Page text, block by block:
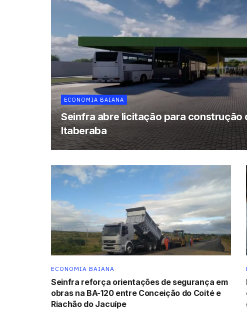
ECONOMIA BAIANA
Seinfra abre licitação para construção
Itaberaba
ECONOMIA BAIANA
Seinfra reforça orientações de segurança em
obras na BA-120 entre Conceição do Coité e
Riachão do Jacuípe